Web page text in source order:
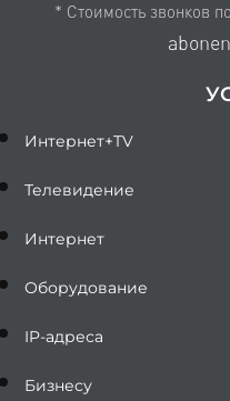
* Стоимость звонков
Интернет+TV
Телевидение
Интернет
Оборудование
IP-адреса
Бизнесу